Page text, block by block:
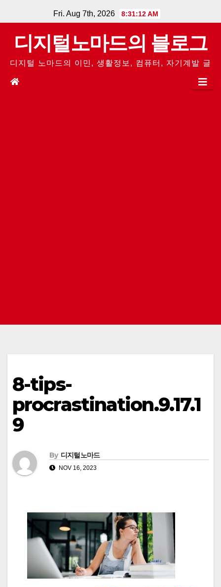
to
content
Fri. Aug 7th, 2026 8:31:13 AM
디지털노마드의 블로그
디지털 노마드의 이민, 생활정보, 컴퓨터, 자기계발 글
8-tips-
procrastination.9.17.1
9
By 디지털노마드
NOV 16, 2023